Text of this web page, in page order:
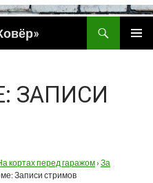
ЗАПИСИ
кортах перед гаражом › За
Записи стримов